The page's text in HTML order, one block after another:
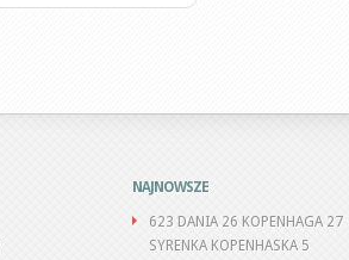
NAJNOWSZE
623 DANIA 26 KOPENHAGA 27
SYRENKA KOPENHASKA 5